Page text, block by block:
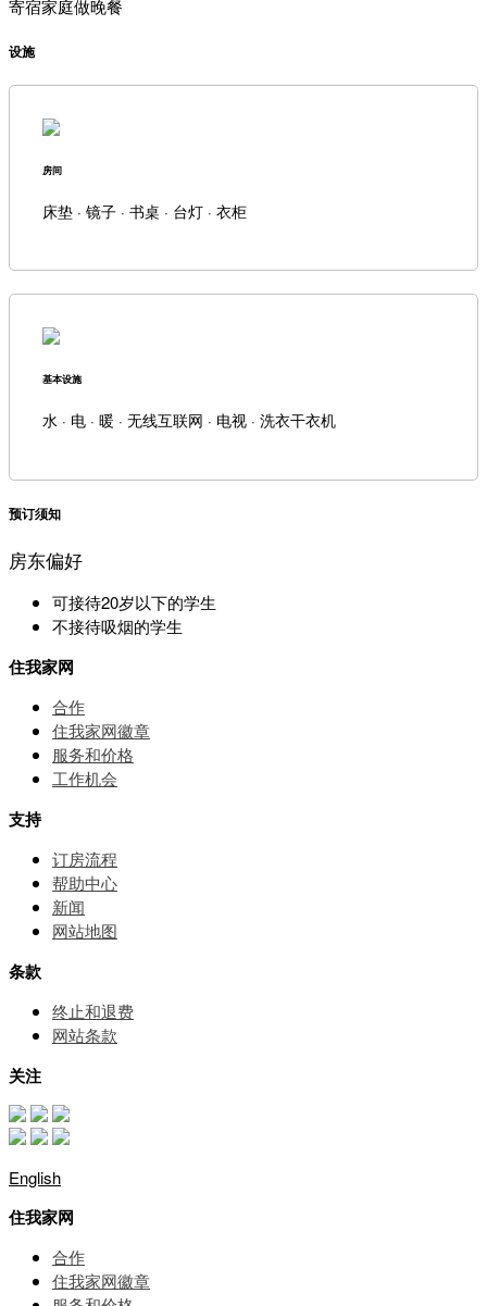
寄宿家庭做晚餐
设施
房间
床垫 · 镜子 · 书桌 · 台灯 · 衣柜
基本设施
水 · 电 · 暖 · 无线互联网 · 电视 · 洗衣干衣机
预订须知
房东偏好
可接待20岁以下的学生
不接待吸烟的学生
住我家网
合作
住我家网徽章
服务和价格
⼯作机会
支持
订房流程
帮助中⼼
新闻
网站地图
条款
终止和退费
网站条款
关注
English
住我家网
合作
住我家网徽章